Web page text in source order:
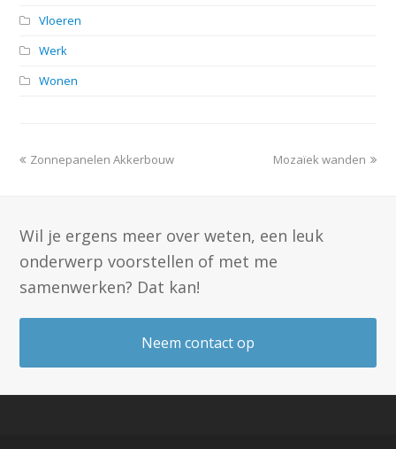
Vloeren
Werk
Wonen
previous
Zonnepanelen Akkerbouw
next
Mozaïek wanden
Wil je ergens meer over weten, een leuk
onderwerp voorstellen of met me
samenwerken? Dat kan!
Neem contact op